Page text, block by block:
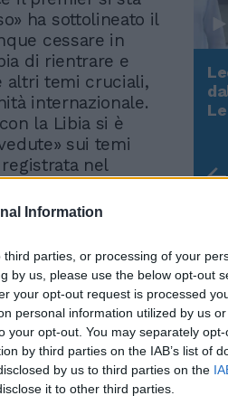
Information
parties, or processing of your
by us, please use the below opt-out
your opt-out request is processed
personal information utilized by us
your opt-out. You may separately
by third parties on the IAB’s list of
by us to third parties on the
it to other third parties.
ha sottolineato il
cessare in
di rientrare e
altri temi cruciali,
internazionale.
la Libia si è
sui temi
nel
Pisanu e il suo
il ministro
il pieno
anche di
di presidenza
di deterrenza
e il terrorismo
sui visti
gli
di Schengen).
a Come States?
e la strategia